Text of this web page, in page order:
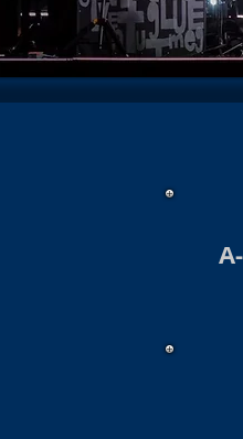
Revues Archiv 2018/19